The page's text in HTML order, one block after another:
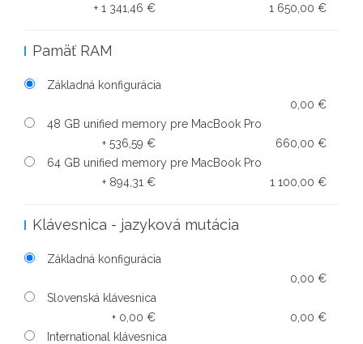
+ 1 341,46 €
1 650,00 €
Pamäť RAM
Základná konfigurácia
0,00 €
48 GB unified memory pre MacBook Pro
+ 536,59 €
660,00 €
64 GB unified memory pre MacBook Pro
+ 894,31 €
1 100,00 €
Klávesnica - jazyková mutácia
Základná konfigurácia
0,00 €
Slovenská klávesnica
+ 0,00 €
0,00 €
International klávesnica